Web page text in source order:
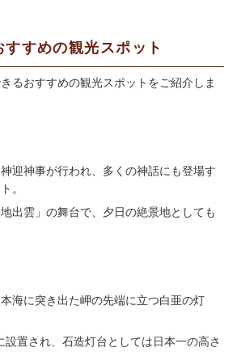
すめの観光スポット
るおすすめの観光スポットをご紹介しま
迎神事が行われ、多くの神話にも登場す
。
出雲」の舞台で、夕日の絶景地としても
海に突き出た岬の先端に立つ白亜の灯
設置され、石造灯台としては日本一の高さ